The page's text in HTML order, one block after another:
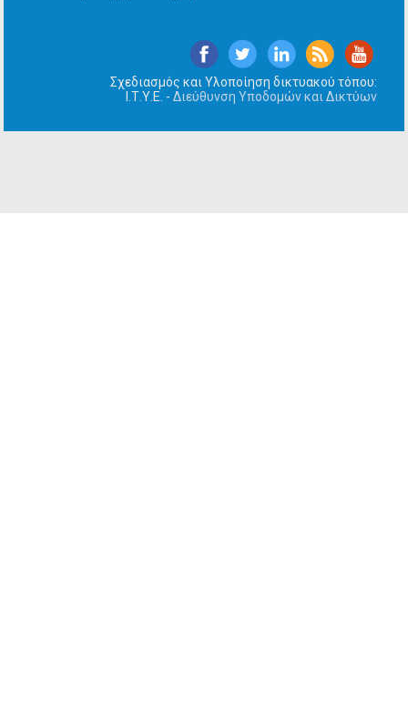
Σχεδιασμός και Υλοποίηση δικτυακού τόπου:
Ι.Τ.Υ.Ε. - Διεύθυνση Υποδομών και Δικτύων